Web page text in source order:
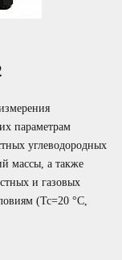
параметрам
углеводородных
массы, а также
и газовых
(Тс=20 °С,